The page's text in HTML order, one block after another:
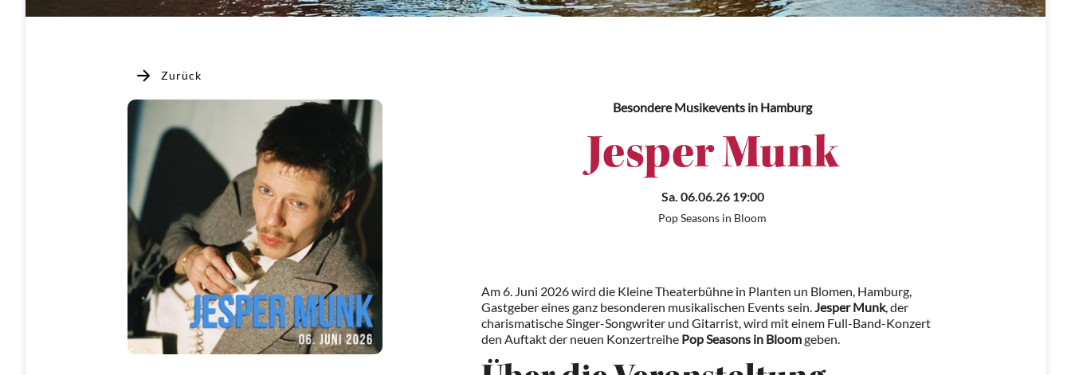
Zurück
Besondere Musikevents in Hamburg
Jesper Munk
Sa. 06.06.26 19:00
Pop Seasons in Bloom
Am 6. Juni 2026 wird die Kleine Theaterbühne in Planten un Blomen, Hamburg,
Gastgeber eines ganz besonderen musikalischen Events sein.Jesper Munk, der
charismatische Singer-Songwriter und Gitarrist, wird mit einem Full-Band-Konzert
den Auftakt der neuen Konzertreihe Pop Seasons in Bloomgeben.